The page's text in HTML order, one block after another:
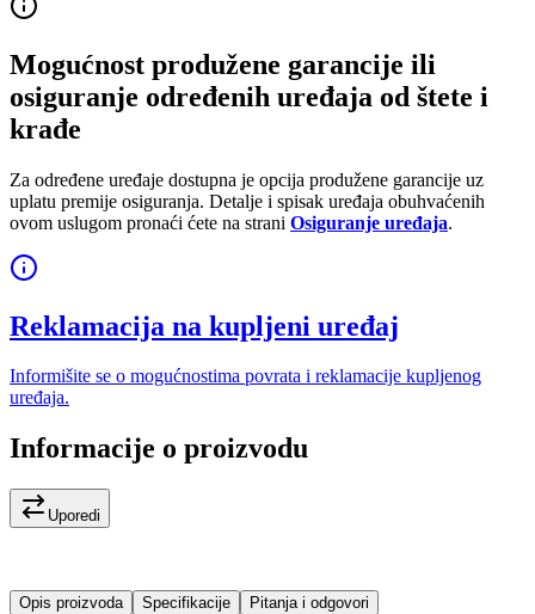
Mogućnost produžene garancije ili
osiguranje određenih uređaja od štete i
krađe
Za određene uređaje dostupna je opcija produžene garancije uz
uplatu premije osiguranja. Detalje i spisak uređaja obuhvaćenih
ovom uslugom pronaći ćete na strani Osiguranje uređaja.
Reklamacija na kupljeni uređaj
Informišite se o mogućnostima povrata i reklamacije kupljenog
uređaja.
Informacije o proizvodu
Uporedi
Opis proizvoda Specifikacije Pitanja i odgovori